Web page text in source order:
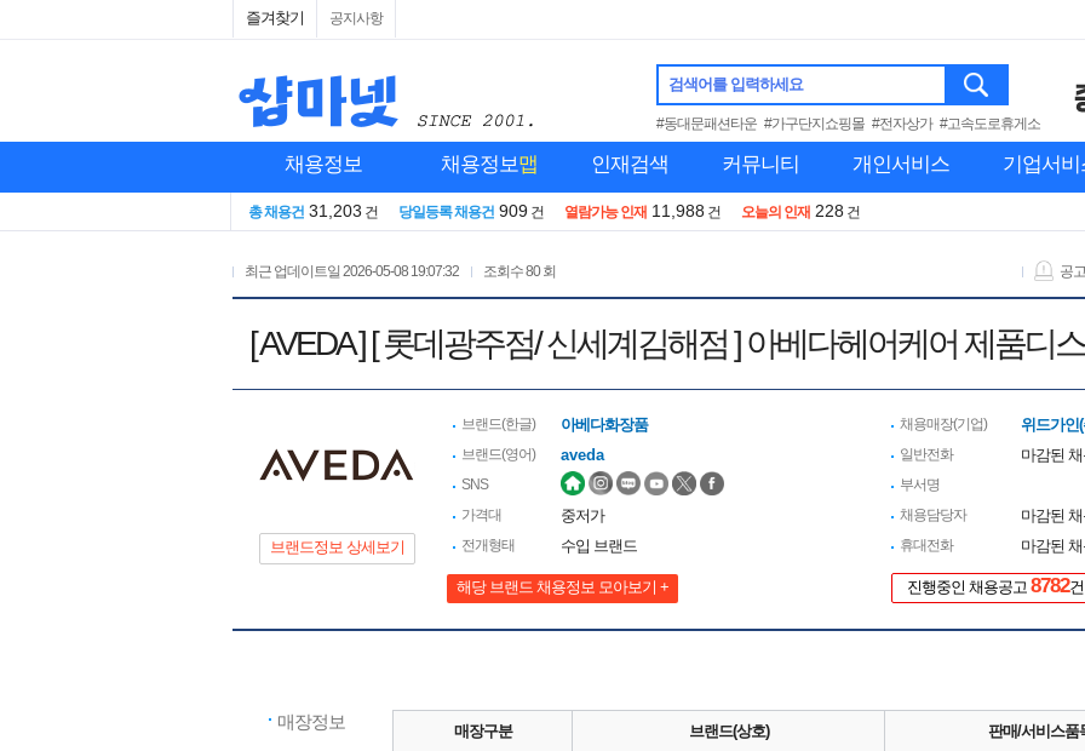
즐겨찾기 공지사항
검색어를 입력하세요
#동대문패션타운 #가구단지쇼핑몰 #전자상가 #고속도로휴게소
채용정보 채용정보맵 인재검색 커뮤니티 개인서비스 기업서비
총 채용건 31,203 건 당일등록 채용건 909 건 열람가능 인재 11,988 건 오늘의 인재 228 건
최근 업데이트일 2026-05-08 19:07:32 조회수80 회 공
[ AVEDA ] [ 롯데광주점/ 신세계김해점 ] 아베다헤어케어 제품디
브랜드정보 상세보기
브랜드(한글) 아베다화장품
브랜드(영어) aveda
SNS
가격대
중저가
전개형태 수입 브랜드
해당 브랜드 채용정보 모아보기 +
채용매장(기업) 위드가인(
일반전화 마감된
부서명
채용담당자
마감된
휴대전화 마감된
진행중인 채용공고 8782건
매장정보 매장구분 브랜드(상호) 판매/서비스품